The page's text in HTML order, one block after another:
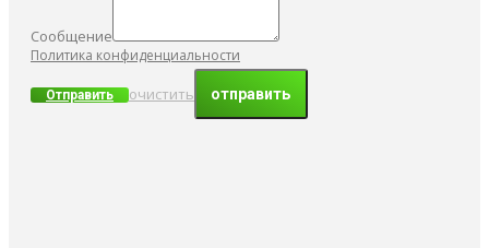
Сообщение
Политика конфиденциальности
Отправить очистить